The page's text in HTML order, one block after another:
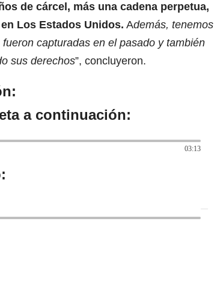
de cárcel, más una cadena perpetua,
Los Estados Unidos. Además, tenemos
capturadas en el pasado y también
sus derechos”, concluyeron.
a continuación:
03:13